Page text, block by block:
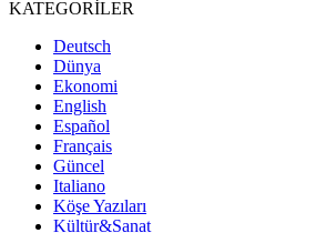
KATEGORİLER
Deutsch
Dünya
Ekonomi
English
Español
Français
Güncel
Italiano
Köşe Yazıları
Kültür&Sanat